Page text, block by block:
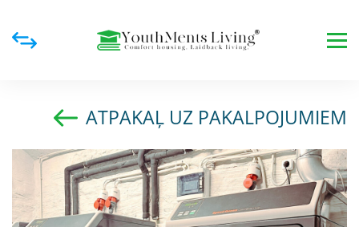
ATPAKAĻ UZ PAKALPOJUMIEM